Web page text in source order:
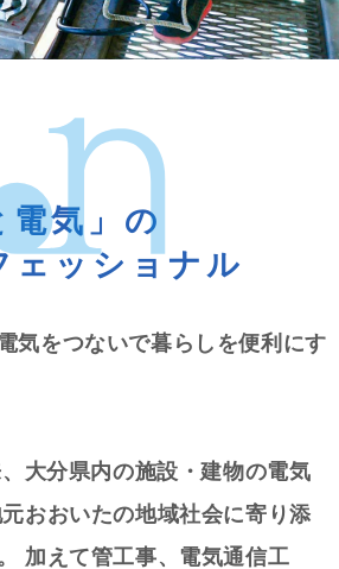
電気」の
ェッショナル
気をつないで暮らしを便利にす
大分県内の施設・建物の電気
おおいたの地域社会に寄り添
加えて管工事、電気通信工